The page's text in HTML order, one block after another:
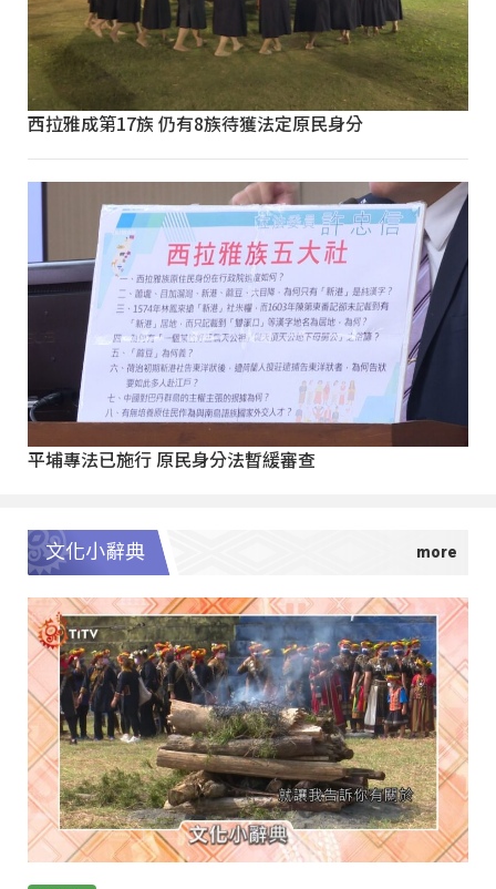
西拉雅成第17族 仍有8族待獲法定原民身分
平埔專法已施行 原民身分法暫緩審查
文化小辭典